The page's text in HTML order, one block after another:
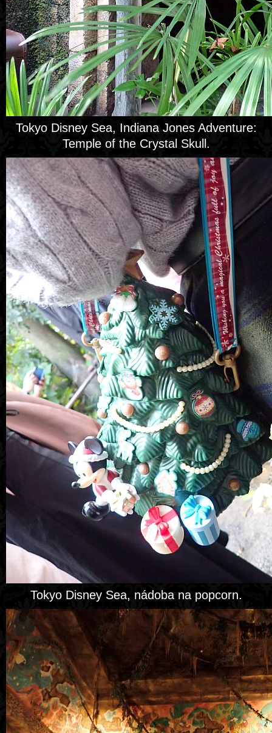
Tokyo Disney Sea, Indiana Jones Adventure:
Temple of the Crystal Skull.
Tokyo Disney Sea, nádoba na popcorn.